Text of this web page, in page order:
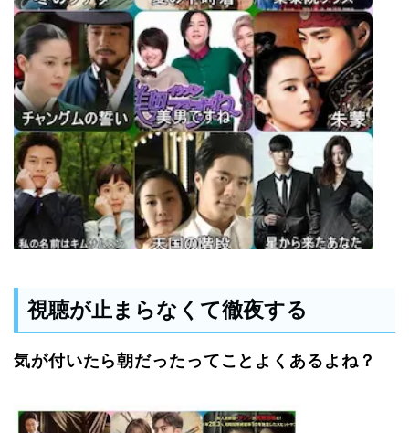
視聴が止まらなくて徹夜する
気が付いたら朝だったってことよくあるよね？